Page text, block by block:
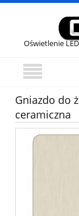
Oświetlenie
Gniazdo do
ceramiczna